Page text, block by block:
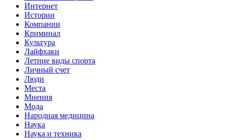
Интернет
Истории
Компании
Криминал
Культура
Лайфхаки
Летние виды спорта
Личный счет
Люди
Места
Мнения
Мода
Народная медицина
Наука
Наука и техника